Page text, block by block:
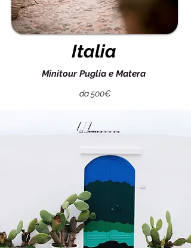
Italia
Minitour Puglia e Matera
da 500€